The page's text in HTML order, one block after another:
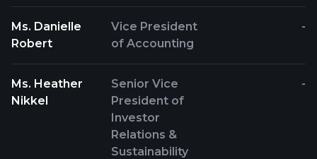
Ms. Danielle
Robert
Vice President
of Accounting
-
Ms. Heather
Nikkel
Senior Vice
President of
Investor
Relations &
Sustainability
-